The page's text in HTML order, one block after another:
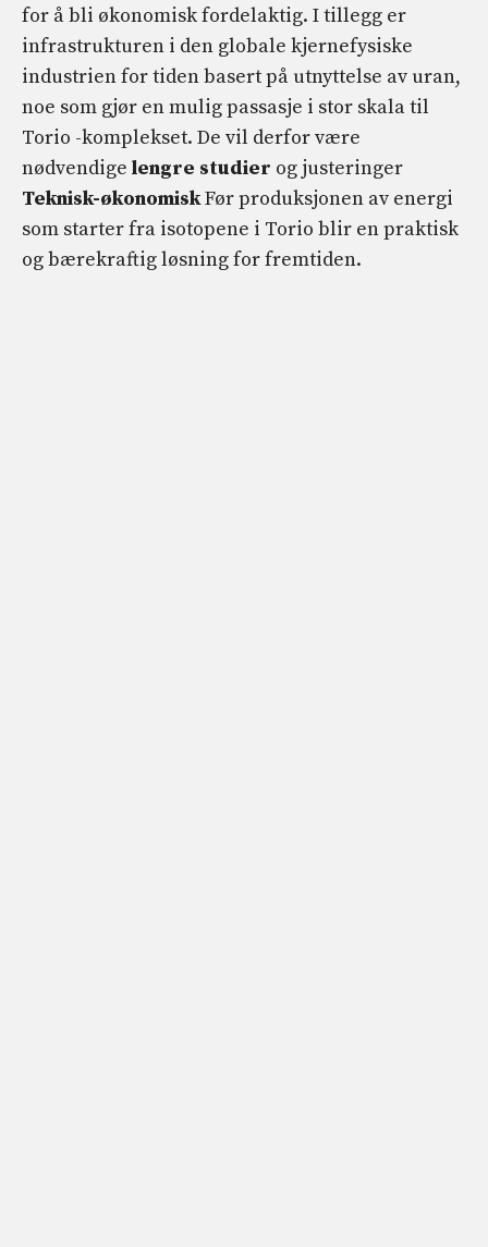
for å bli økonomisk fordelaktig. I tillegg er
infrastrukturen i den globale kjernefysiske
industrien for tiden basert på utnyttelse av uran,
noe som gjør en mulig passasje i stor skala til
Torio -komplekset. De vil derfor være
nødvendige lengre studier og justeringer
Teknisk-økonomiskFør produksjonen av energi
som starter fra isotopene i Torio blir en praktisk
og bærekraftig løsning for fremtiden.